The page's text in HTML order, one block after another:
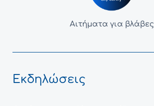
Αιτήματα για βλάβες
Εκδηλώσεις